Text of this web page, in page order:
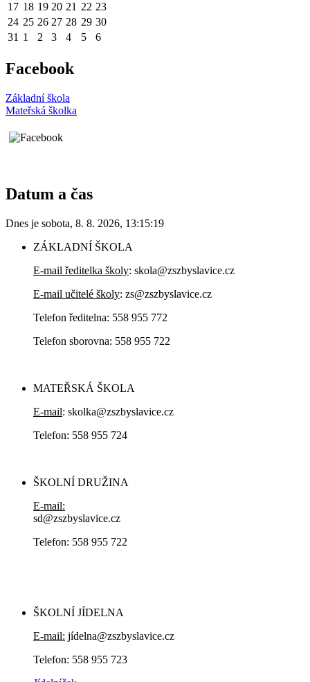
17 18 19 20 21 22 23
24 25 26 27 28 29 30
31 1 2 3 4 5 6
Facebook
Základní škola
Mateřská školka
Datum a čas
Dnes je sobota, 8. 8. 2026, 13:15:19
ZÁKLADNÍ ŠKOLA
E-mail ředitelka školy: skola@zszbyslavice.cz
E-mail učitelé školy: zs@zszbyslavice.cz
Telefon ředitelna: 558 955 772
Telefon sborovna: 558 955 722
MATEŘSKÁ ŠKOLA
E-mail: skolka@zszbyslavice.cz
Telefon: 558 955 724
ŠKOLNÍ DRUŽINA
E-mail:
sd@zszbyslavice.cz
Telefon: 558 955 722
ŠKOLNÍ JÍDELNA
E-mail: jídelna@zszbyslavice.cz
Telefon: 558 955 723